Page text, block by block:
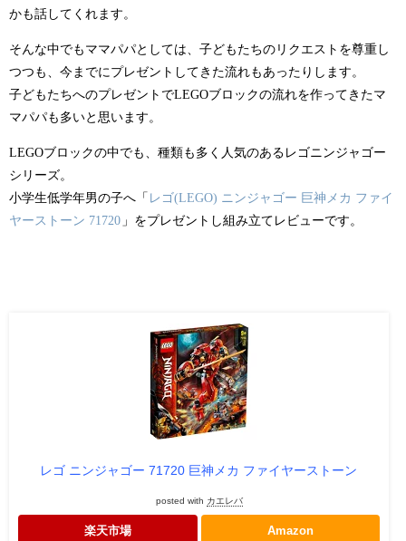
かも話してくれます。
そんな中でもママパパとしては、子どもたちのリクエストを尊重し
つつも、今までにプレゼントしてきた流れもあったりします。
子どもたちへのプレゼントでLEGOブロックの流れを作ってきたマ
マパパも多いと思います。
LEGOブロックの中でも、種類も多く人気のあるレゴニンジャゴー
シリーズ。
小学生低学年男の子へ「 レゴ(LEGO) ニンジャゴー 巨神メカ ファイ
ヤーストーン 71720 」をプレゼントし組み立てレビューです。
レゴ ニンジャゴー 71720 巨神メカ ファイヤーストーン
posted with カエレバ
楽天市場 Amazon